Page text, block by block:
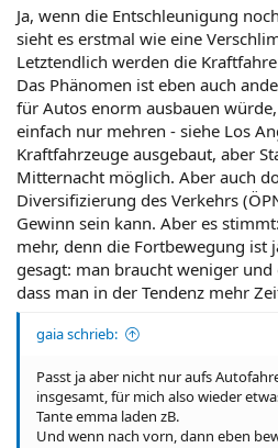
Ja, wenn die Entschleunigung
sieht es erstmal wie eine
Letztendlich werden die
Das Phänomen ist eben auch
für Autos enorm ausbauen
einfach nur mehren - siehe Los
Kraftfahrzeuge ausgebaut, aber
Mitternacht möglich. Aber auch
Diversifizierung des Verkehrs
Gewinn sein kann. Aber es
mehr, denn die Fortbewegung ist
gesagt: man braucht weniger
dass man in der Tendenz mehr
gaia schrieb:
Passt ja aber nicht nur aufs
insgesamt, für mich also wieder
Tante emma laden zB.
Und wenn nach vorn, dann eben